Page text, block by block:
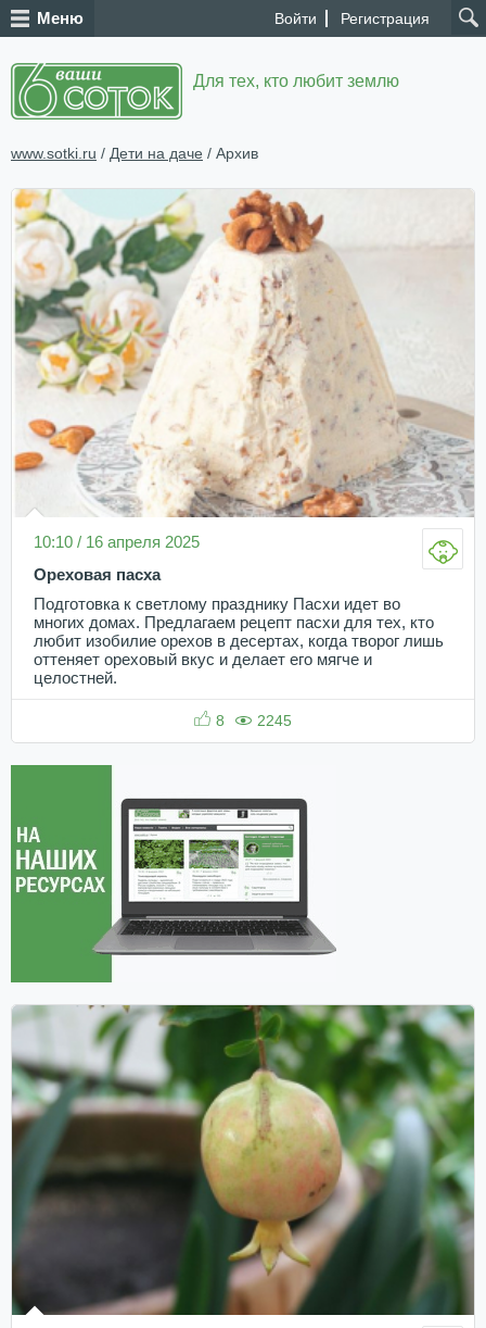
Войти Регистрация
Меню
Для тех, кто любит землю
www.sotki.ru / Дети на даче / Архив
10:10 / 16 апреля 2025
Ореховая пасха
Подготовка к светлому празднику Пасхи идет во
многих домах. Предлагаем рецепт пасхи для тех, кто
любит изобилие орехов в десертах, когда творог лишь
оттеняет ореховый вкус и делает его мягче и
целостней.
8 2245